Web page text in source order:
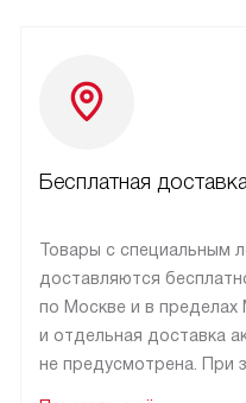
Бесплатная доставка
Товары с специальным
доставляются
по Москве и в пределах
и отдельная доставка
не предусмотрена. При